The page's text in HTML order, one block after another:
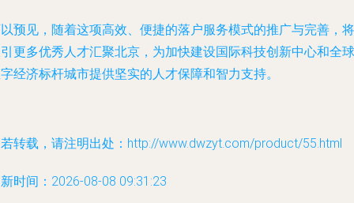
预见，随着这项高效、便捷的落户服务模式的推广与完善，将
更多优秀人才汇聚北京，为加快建设国际科技创新中心和全球
经济标杆城市提供坚实的人才保障和智力支持。
转载，请注明出处：http://www.dwzyt.com/product/55.html
时间：2026-08-08 09:31:23